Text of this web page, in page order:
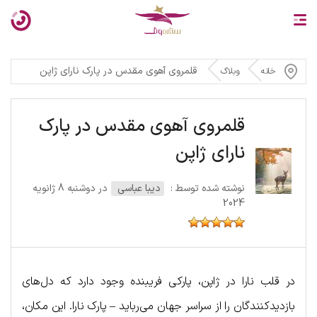
خانه وبلاگ قلمروی آهوی مقدس در پارک نارای ژاپن
قلمروی آهوی مقدس در پارک
نارای ژاپن
نوشته شده توسط : دیبا عباسی
در دوشنبه 8 ژانویه
2024
در قلب نارا در ژاپن، پارکی فریبنده وجود دارد که دل‌های
بازدیدکنندگان را از سراسر جهان می‌رباید – پارک نارا. این مکان،